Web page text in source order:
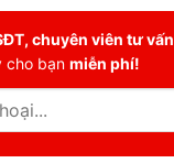
chuyên viên tư vấn
cho bạn miễn phí!